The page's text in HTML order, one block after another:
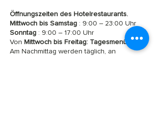
Öffnungszeiten des Hotelrestaurants.
Mittwoch bis Samstag : 9:00 – 23:00 Uhr
Sonntag : 9:00 – 17:00 Uhr
Von Mittwoch bis Freitag: Tagesmenü
Am Nachmittag werden täglich, an